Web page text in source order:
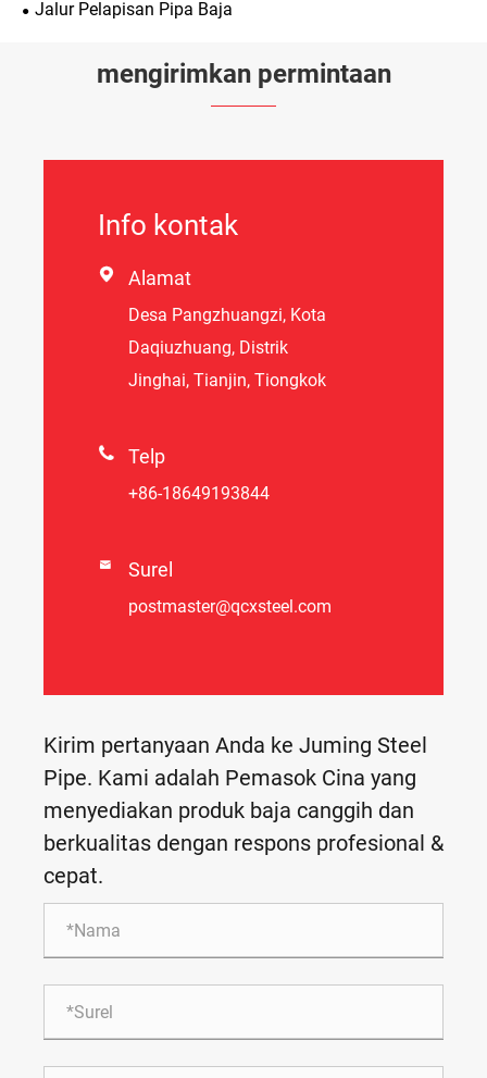
Jalur Pelapisan Pipa Baja
mengirimkan permintaan
Info kontak
 Alamat
Desa Pangzhuangzi, Kota
Daqiuzhuang, Distrik
Jinghai, Tianjin, Tiongkok
 Telp
+86-18649193844
 Surel
postmaster@qcxsteel.com
Kirim pertanyaan Anda ke Juming Steel
Pipe. Kami adalah Pemasok Cina yang
menyediakan produk baja canggih dan
berkualitas dengan respons profesional &
cepat.